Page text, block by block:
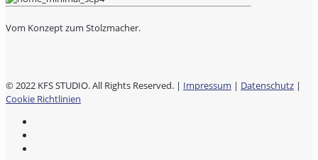
Vom Konzept zum Stolzmacher.
© 2022 KFS STUDIO. All Rights Reserved. | Impressum | Datenschutz |
Cookie Richtlinien